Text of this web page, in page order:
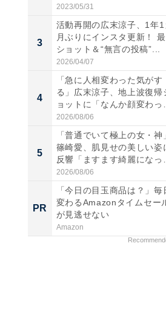
2023/05/31
3
活動再開の広末涼子、1年1
月ぶりにインスタ更新！
ショット＆“無言の投稿”...
2026/04/07
4
「急に人相変わった気がす
る」広末涼子、地上波復帰
ョットに「なんか顔変わっ
た」の...
2026/08/06
5
「普通でいて極上の女・神
篠崎愛、肌見せの美しい姿
反響「ますます綺麗になっ
い...
2026/08/06
PR
「今日の目玉商品は？」毎
変わるAmazonタイムセー
が見逃せない
Amazon